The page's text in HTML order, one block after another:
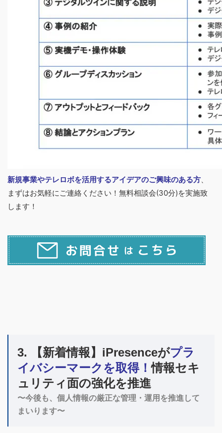
新規事業やテレロボを活用するアイデアのご興味のある方、
まずはお気軽にご連絡ください！無料相談会(30分)を実施致
します！
3. 【新着情報】iPresenceがプラ
イバシーマークを取得！情報セキ
ュリティ面の強化を推進
〜今後も、個人情報の厳正な管理・運用を推進して
まいります〜